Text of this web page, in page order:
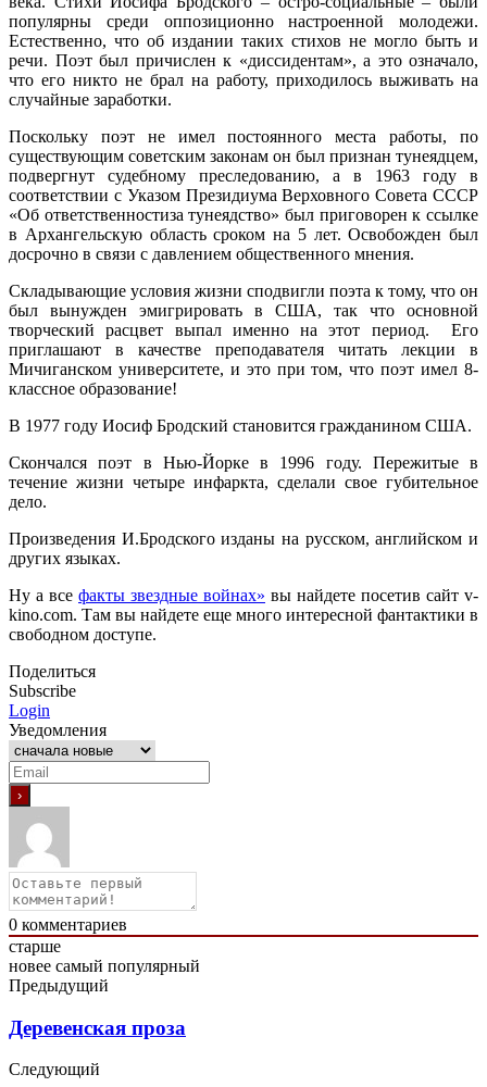
популярны среди оппозиционно настроенной молодежи.
Естественно, что об издании таких стихов не могло быть и
речи. Поэт был причислен к «диссидентам», а это означало,
что его никто не брал на работу, приходилось выживать на
случайные заработки.
Поскольку поэт не имел постоянного места работы, по
существующим советским законам он был признан тунеядцем,
подвергнут судебному преследованию, а в 1963 году в
соответствии с Указом Президиума Верховного Совета СССР
«Об ответственностиза тунеядство» был приговорен к ссылке
в Архангельскую область сроком на 5 лет. Освобожден был
досрочно в связи с давлением общественного мнения.
Складывающие условия жизни сподвигли поэта к тому, что он
был вынужден эмигрировать в США, так что основной
творческий расцвет выпал именно на этот период. Его
приглашают в качестве преподавателя читать лекции в
Мичиганском университете, и это при том, что поэт имел 8-
классное образование!
В 1977 году Иосиф Бродский становится гражданином США.
Скончался поэт в Нью-Йорке в 1996 году. Пережитые в
течение жизни четыре инфаркта, сделали свое губительное
дело.
Произведения И.Бродского изданы на русском, английском и
других языках.
Ну а все факты звездные войнах» вы найдете посетив сайт v-
kino.com. Там вы найдете еще много интересной фантактики в
свободном доступе.
Поделиться
Subscribe
Login
Уведомления
0 комментариев
старше
новее самый популярный
Предыдущий
Деревенская проза
Следующий